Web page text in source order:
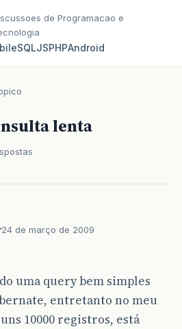
de Programacao e
SQLJSPHPAndroid
lenta
24 de março de 2009
uma query bem simples
entretanto no meu
10000 registros, está